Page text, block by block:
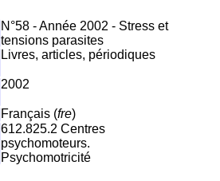
N°58 - Année 2002 - Stress et
tensions parasites
Livres, articles, périodiques
2002
Français (fre)
612.825.2 Centres
psychomoteurs.
Psychomotricité